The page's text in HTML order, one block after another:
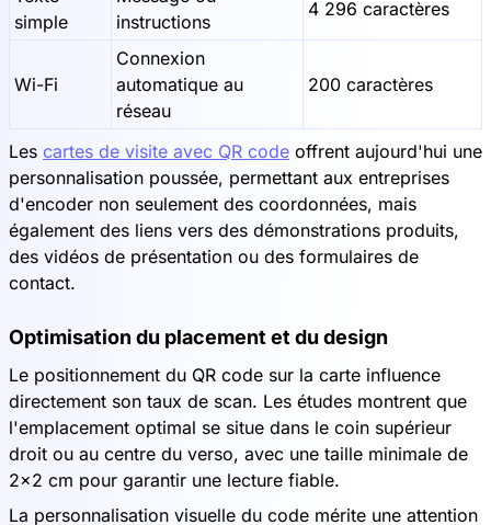
simple
instructions
4 296 caractères
Wi-Fi
Connexion
automatique au
réseau
200 caractères
Les cartes de visite avec QR code offrent aujourd'hui une
personnalisation poussée, permettant aux entreprises
d'encoder non seulement des coordonnées, mais
également des liens vers des démonstrations produits,
des vidéos de présentation ou des formulaires de
contact.
Optimisation du placement et du design
Le positionnement du QR code sur la carte influence
directement son taux de scan. Les études montrent que
l'emplacement optimal se situe dans le coin supérieur
droit ou au centre du verso, avec une taille minimale de
2x2 cm pour garantir une lecture fiable.
La personnalisation visuelle du code mérite une attention